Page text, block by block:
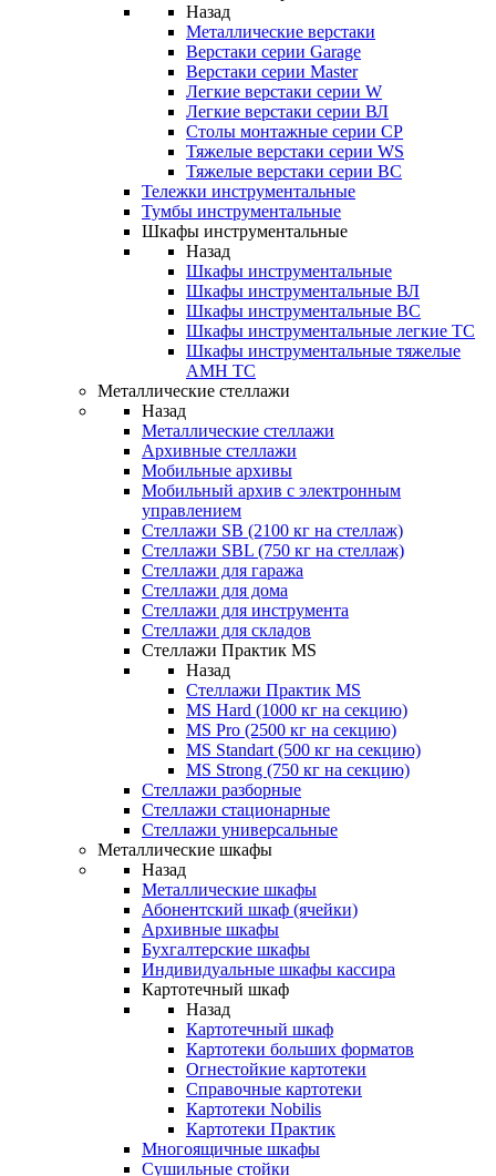
Назад
Металлические верстаки
Верстаки серии Garage
Верстаки серии Master
Легкие верстаки серии W
Легкие верстаки серии ВЛ
Столы монтажные серии СР
Тяжелые верстаки серии WS
Тяжелые верстаки серии ВС
Тележки инструментальные
Тумбы инструментальные
Шкафы инструментальные
Назад
Шкафы инструментальные
Шкафы инструментальные ВЛ
Шкафы инструментальные ВС
Шкафы инструментальные легкие ТС
Шкафы инструментальные тяжелые
AMH TC
Металлические стеллажи
Назад
Металлические стеллажи
Архивные стеллажи
Мобильные архивы
Мобильный архив с электронным
управлением
Стеллажи SB (2100 кг на стеллаж)
Стеллажи SBL (750 кг на стеллаж)
Стеллажи для гаража
Стеллажи для дома
Стеллажи для инструмента
Стеллажи для складов
Стеллажи Практик MS
Назад
Стеллажи Практик MS
MS Hard (1000 кг на секцию)
MS Pro (2500 кг на секцию)
MS Standart (500 кг на секцию)
MS Strong (750 кг на секцию)
Стеллажи разборные
Стеллажи стационарные
Стеллажи универсальные
Металлические шкафы
Назад
Металлические шкафы
Абонентский шкаф (ячейки)
Архивные шкафы
Бухгалтерские шкафы
Индивидуальные шкафы кассира
Картотечный шкаф
Назад
Картотечный шкаф
Картотеки больших форматов
Огнестойкие картотеки
Справочные картотеки
Картотеки Nobilis
Картотеки Практик
Многоящичные шкафы
Сушильные стойки